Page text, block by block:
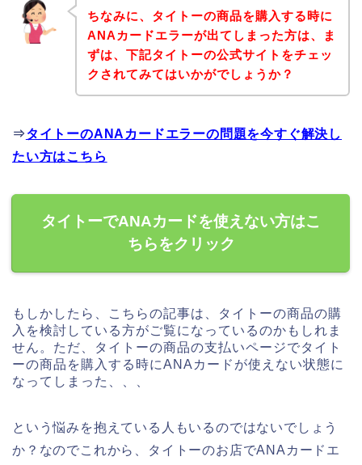
ちなみに、タイトーの商品を購入する時に
ANAカードエラーが出てしまった方は、ま
ずは、下記タイトーの公式サイトをチェッ
クされてみてはいかがでしょうか？
⇒タイトーのANAカードエラーの問題を今すぐ解決し
たい方はこちら
タイトーでANAカードを使えない方はこ
ちらをクリック
もしかしたら、こちらの記事は、タイトーの商品の購
入を検討している方がご覧になっているのかもしれま
せん。ただ、タイトーの商品の支払いページでタイト
ーの商品を購入する時にANAカードが使えない状態に
なってしまった、、、
という悩みを抱えている人もいるのではないでしょう
か？なのでこれから、タイトーのお店でANAカードエ